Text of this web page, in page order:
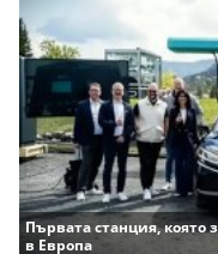
Първата станция, която
в Европа